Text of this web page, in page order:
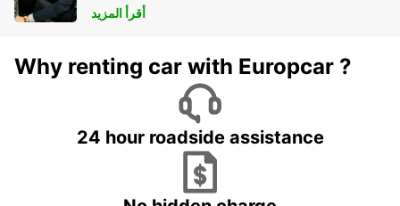
أقرأ المزيد
Why renting car with Europcar ?
24 hour roadside assistance